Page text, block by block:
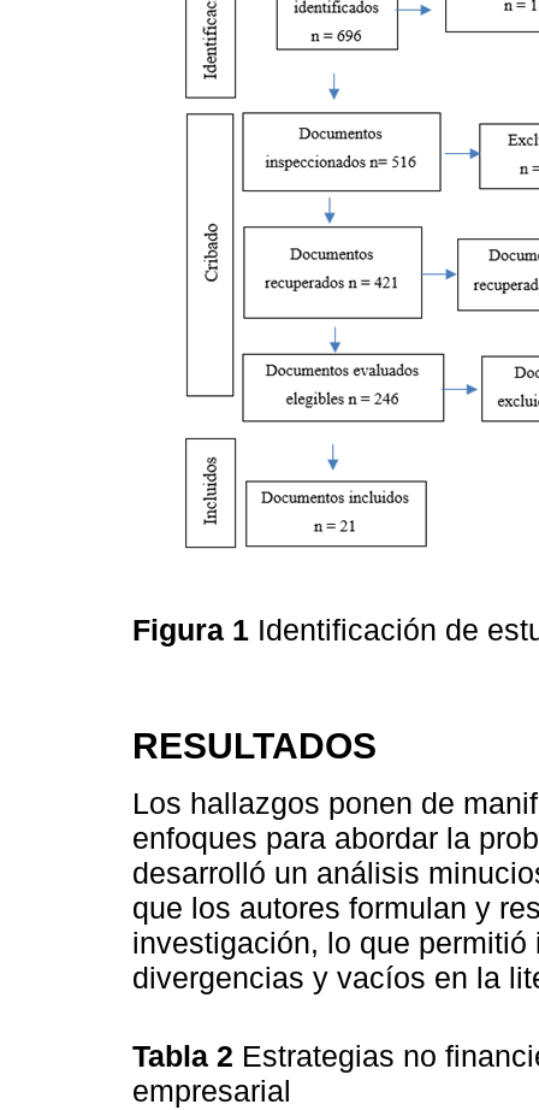
Figura 1 Identificación de
RESULTADOS
Los hallazgos ponen de
enfoques para abordar la
desarrolló un análisis
que los autores formulan y
investigación, lo que
divergencias y vacíos en la
Tabla 2 Estrategias no
empresarial